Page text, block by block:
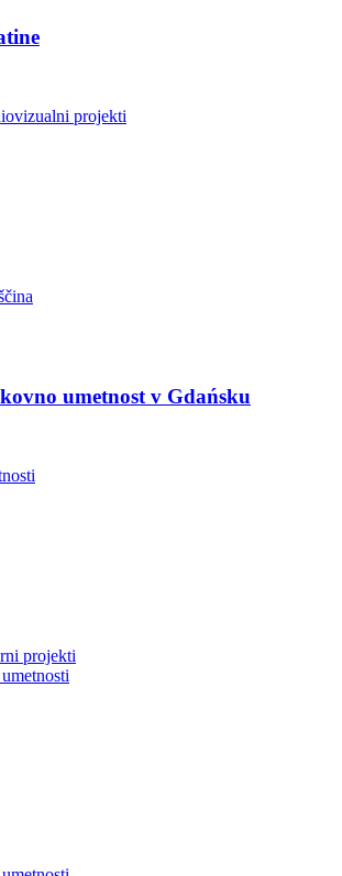
projekti
umetnost v Gdańsku
projekti